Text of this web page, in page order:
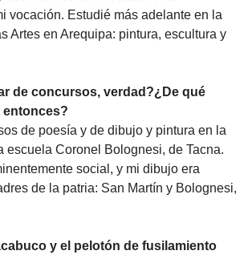
vocación. Estudié más adelante en la
Artes en Arequipa: pintura, escultura y
de concursos, verdad?¿De qué
entonces?
de poesía y de dibujo y pintura en la
escuela Coronel Bolognesi, de Tacna.
social, y mi dibujo era
de la patria: San Martín y Bolognesi,
y el pelotón de fusilamiento